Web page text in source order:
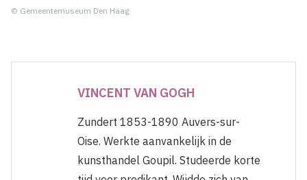
© Gemeentemuseum Den Haag
VINCENT VAN GOGH
Zundert 1853-1890 Auvers-sur-
Oise. Werkte aanvankelijk in de
kunsthandel Goupil. Studeerde korte